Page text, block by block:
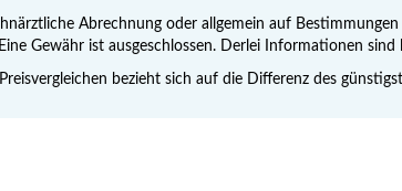
Abrechnung oder allgemein auf
Gewähr ist ausgeschlossen. Derlei Informationen
bezieht sich auf die Differenz des